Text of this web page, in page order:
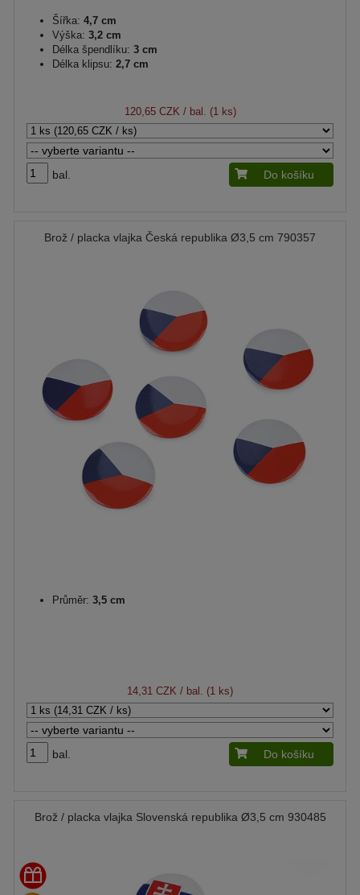
Šířka: 4,7 cm
Výška: 3,2 cm
Délka špendlíku: 3 cm
Délka klipsu: 2,7 cm
120,65 CZK / bal. (1 ks)
bal. Do košíku
Brož / placka vlajka Česká republika Ø3,5 cm 790357
Průměr: 3,5 cm
14,31 CZK / bal. (1 ks)
bal. Do košíku
Brož / placka vlajka Slovenská republika Ø3,5 cm 930485